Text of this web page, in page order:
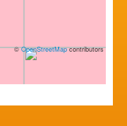
©OpenStreetMapcontributors